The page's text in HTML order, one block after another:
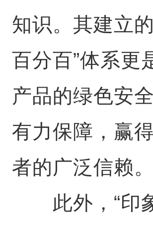
知识。其建立
百分百”体系更
产品的绿色安
有力保障，赢
者的广泛信赖。
此外，“印